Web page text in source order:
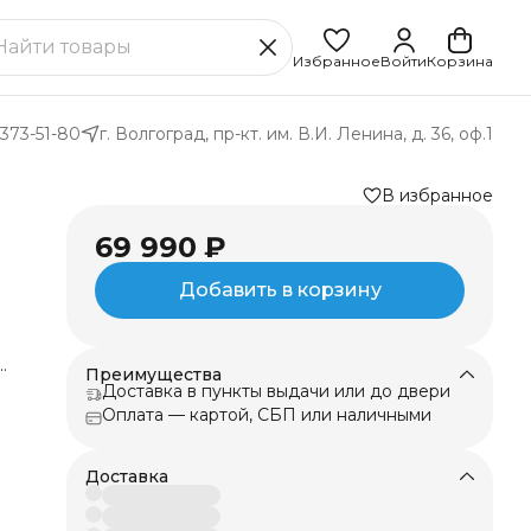
ИзбранноеВойтиКорзина
51-80 г. Волгоград, пр-кт. им. В.И. Ленина, д. 36, оф.1
В избранное
69 990 ₽
Добавить в корзину
Преимущества
Доставка в пункты выдачи или до двери
Оплата — картой, СБП или наличными
Доставка